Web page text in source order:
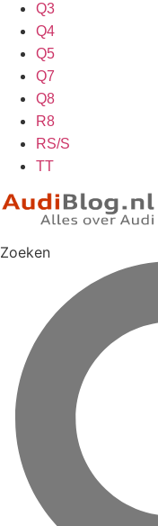
Q3
Q4
Q5
Q7
Q8
R8
RS/S
TT
Zoeken